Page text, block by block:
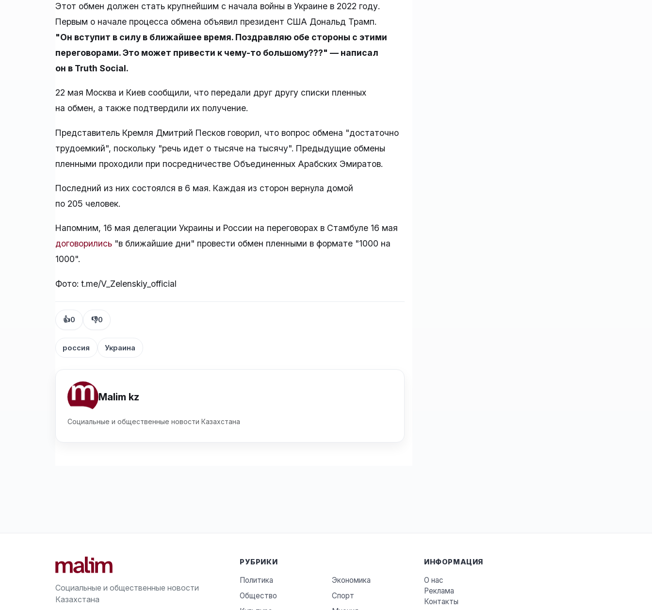
Этот обмен должен стать крупнейшим с начала войны в Украине в 2022 году.
Первым о начале процесса обмена объявил президент США Дональд Трамп.
"Он вступит в силу в ближайшее время. Поздравляю обе стороны с этими
переговорами. Это может привести к чему-то большому???" — написал
он в Truth Social.
22 мая Москва и Киев сообщили, что передали друг другу списки пленных
на обмен, а также подтвердили их получение.
Представитель Кремля Дмитрий Песков говорил, что вопрос обмена "достаточно
трудоемкий", поскольку "речь идет о тысяче на тысячу". Предыдущие обмены
пленными проходили при посредничестве Объединенных Арабских Эмиратов.
Последний из них состоялся в 6 мая. Каждая из сторон вернула домой
по 205 человек.
Напомним, 16 мая делегации Украины и России на переговорах в Стамбуле 16 мая
договорились "в ближайшие дни" провести обмен пленными в формате "1000 на
1000".
Фото: t.me/V_Zelenskiy_official
👍0 👎0
россия Украина
Malim kz
Социальные и общественные новости Казахстана
Социальные и общественные новости
Казахстана
РУБРИКИ
Политика
Экономика
Общество
Спорт
ИНФОРМАЦИЯ
О нас
Реклама
Контакты